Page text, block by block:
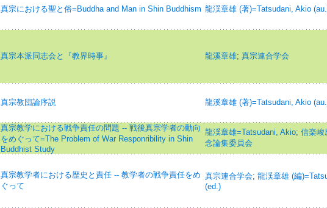
真宗における聖と俗=Buddha and Man in Shin Buddhism 龍渓章雄 (著)=Tatsudani, Akio
真宗本派同志会と『教界時事』 龍溪章雄; 真宗連合学会
真宗教団論序説 龍溪章雄 (著)=Tatsudani, Akio
真宗教学における戦争責任の問題 -- 戦後真宗学者の動向
をめぐって=The Problem of War Responribility in Shin
Buddhist Study
龍渓章雄=Tatsudani, Akio; 信楽峻
念論集委員会
真宗教学者における歴史と責任 -- 教学者の戦争責任をめ
ぐって
真宗連合学会; 龍渓章雄 (編
(ed.)